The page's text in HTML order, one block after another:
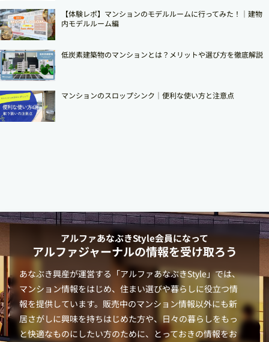
【体験レポ】マンションのモデルルームに行ってみた！｜建物
内モデルルーム編
低炭素建築物のマンションとは？メリットや選び方を徹底解説
マンションのスロップシンク│便利な使い方と注意点
アルファあなぶきStyle会員になって
アルファジャーナルの情報を受け取ろう
あなぶき興産が運営する「アルファあなぶきStyle」では、
マンション情報をはじめ、住まい選びや暮らしに役立つ情
報を提供しています。販売中のマンション情報以外にも新
居さがしに興味を持ちはじめた方や、日々の暮らしをもっ
と快適なものにしたい方のために、とっておきの情報をお